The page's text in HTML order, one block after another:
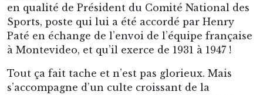
en qualité de Président du Comité National des
Sports, poste qui lui a été accordé par Henry
Paté en échange de l’envoi de l’équipe française
à Montevideo, et qu’il exerce de 1931 à 1947 !
Tout ça fait tache et n’est pas glorieux. Mais
s’accompagne d’un culte croissant de la